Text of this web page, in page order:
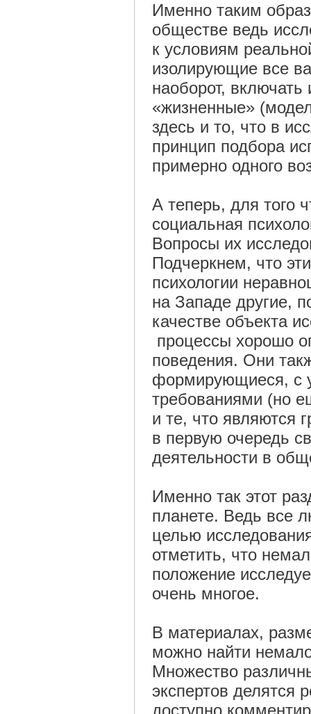
Именно таким
обществе ведь
к условиям
изолирующие все
наоборот, включать
«жизненные»
здесь и то, что в
принцип подбора
примерно одного
А теперь, для того
социальная
Вопросы их
Подчеркнем, что
психологии
на Западе другие,
качестве объекта
процессы хорошо
поведения. Они
формирующиеся, с
требованиями (но
и те, что являются
в первую очередь
деятельности в
Именно так этот
планете. Ведь все
целью
отметить, что
положение
очень многое.
В материалах,
можно найти
Множество
экспертов делятся
доступно